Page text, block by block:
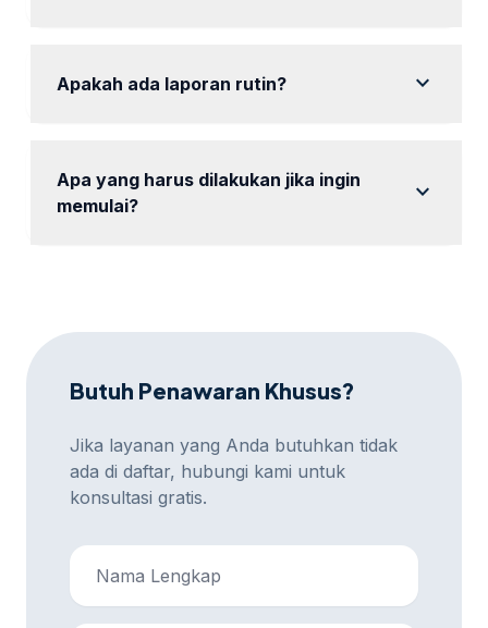
Apakah ada laporan rutin? expand_more
Apa yang harus dilakukan jika ingin
memulai?
expand_more
Butuh Penawaran Khusus?
Jika layanan yang Anda butuhkan tidak
ada di daftar, hubungi kami untuk
konsultasi gratis.